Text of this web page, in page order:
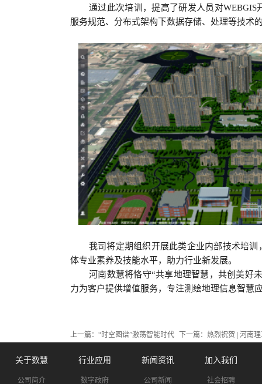
通过此次培训，提高了研发人员对WEBGIS
服务规范、分布式架构下数据存储、处理等技术
我司将定期组织开展此类企业内部技术培
体专业素养及技能水平，助力行业新发展。
河南数慧将恪守“共享地理智慧，共创美好
力为客户提供增值服务，专注测绘地理信息智慧
上一篇： “时空图谱”激荡智能时代 下一篇： 热烈祝贺 | 河南
关于数慧
公司简介
行业应用
数字政府
新闻资讯
公司新闻
加入我们
社会招聘